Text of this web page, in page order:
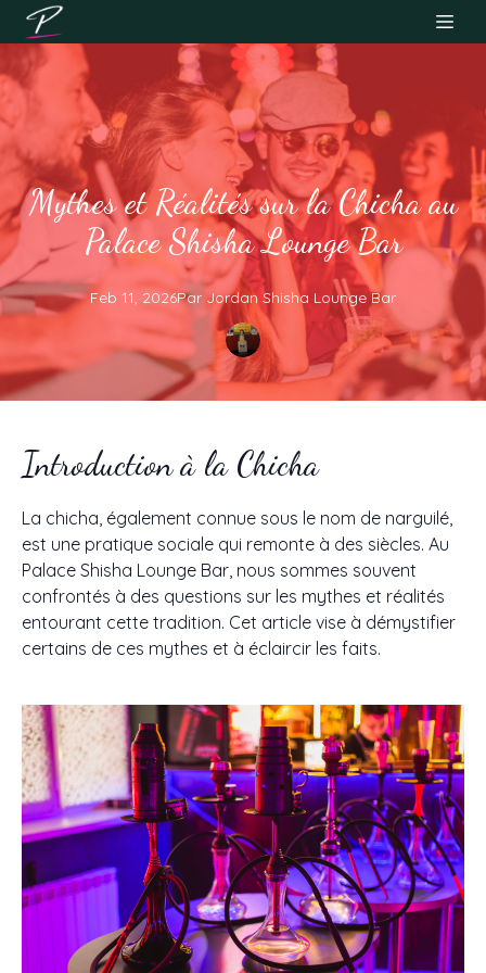
Mythes et Réalités sur la Chicha au
Palace Shisha Lounge Bar
Feb 11, 2026Par Jordan Shisha Lounge Bar
Introduction à la Chicha
La chicha, également connue sous le nom de narguilé,
est une pratique sociale qui remonte à des siècles. Au
Palace Shisha Lounge Bar, nous sommes souvent
confrontés à des questions sur les mythes et réalités
entourant cette tradition. Cet article vise à démystifier
certains de ces mythes et à éclaircir les faits.